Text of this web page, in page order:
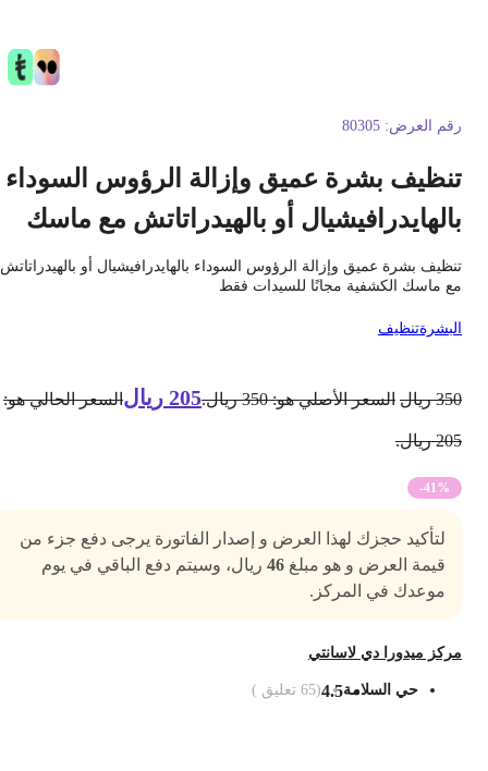
العرض: 80305
بشرة عميق وإزالة الرؤوس السوداء
أو بالهيدراتاتش مع ماسك
بشرة عميق وإزالة الرؤوس السوداء بالهايدرافيشيال أو بالهيدراتاتش
ماسك الكشفية مجانًا للسيدات فقط
تنظيف
ريال السعر الأصلي هو: 350 ريال. 205 ريال السعر الحالي هو:
-41%
لتأكيد حجزك لهذا العرض و إصدار الفاتورة يرجى دفع جزء من
قيمة العرض و هو مبلغ46ريال، وسيتم دفع الباقي في يوم
موعدك في المركز.
ميدورا دي لاسانتي
حي السلامة4.5
(
65تعليق )